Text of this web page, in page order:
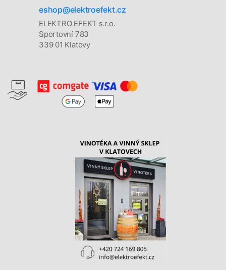
eshop@elektroefekt.cz
ELEKTRO EFEKT s.r.o.
Sportovní 783
339 01 Klatovy